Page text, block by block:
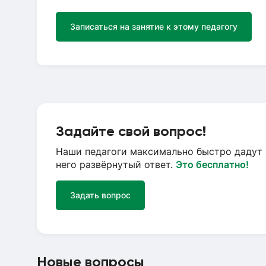
Записаться на занятие к этому педагогу
Задайте свой вопрос!
Наши педагоги максимально быстро дадут
него развёрнутый ответ. Это бесплатно!
Задать вопрос
Новые вопросы